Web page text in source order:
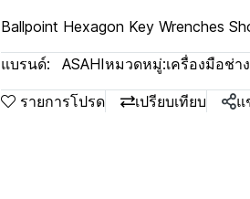
Ballpoint Hexagon Key Wrenches
แบรนด์: ASAHIหมวดหมู่:เครื่องมือช่าง
รายการโปรด เปรียบเทียบ แ